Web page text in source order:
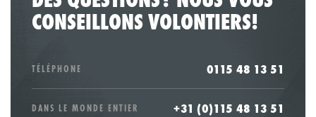
CONSEILLONS VOLONTIERS!
TÉLÉPHONE 0115 48 13 51
DANS LE MONDE ENTIER +31 (0)115 48 13 51